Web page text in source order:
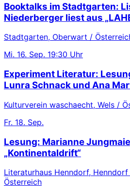
Booktalks im Stadtgarten:
Niederberger liest aus
Stadtgarten, Oberwart /
Mi. 16. Sep. 19:30 Uhr
Experiment Literatur:
Lunra Schnack und Ana
Kulturverein waschaecht, Wels /
Fr. 18. Sep.
Lesung: Marianne
„Kontinentaldrift“
Literaturhaus Henndorf, Henndorf
Österreich